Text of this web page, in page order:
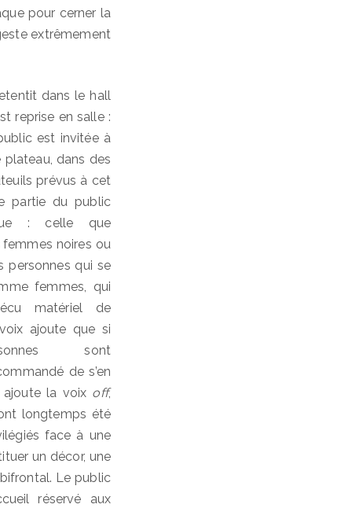
pour cerner la
extrêmement
dans le hall
reprise en salle :
est invitée à
plateau, dans des
prévus à cet
partie du public
: celle que
noires ou
personnes qui se
femmes, qui
matériel de
ajoute que si
sont
de s’en
ajoute la voix off,
longtemps été
face à une
un décor, une
Le public
réservé aux